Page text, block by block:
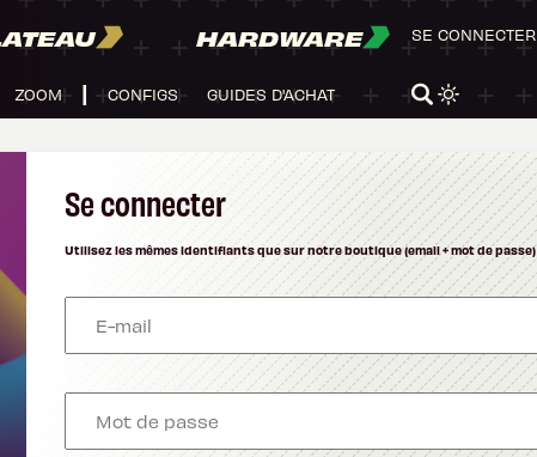
HARDWARE
ZOOM CONFIGS GUIDES D'ACHAT
SE CONNECTER
Se connecter
Utilisez les mêmes identifiants que sur notre boutique (email + mot de passe)